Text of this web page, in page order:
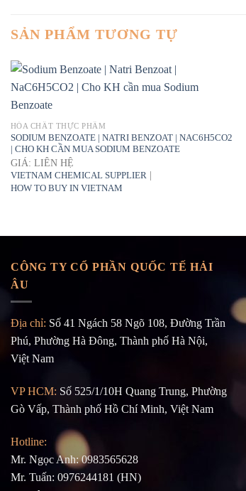
SẢN PHẨM TƯƠNG TỰ
HÓA CHẤT THỰC PHẨM
SODIUM BENZOATE | NATRI BENZOAT | NAC6H5CO2
| CHO KH CẦN MUA SODIUM BENZOATE
GIÁ: LIÊN HỆ
VIETNAM CHEMICAL SUPPLIER |
HOW TO BUY IN VIETNAM
CÔNG TY CỔ PHẦN QUỐC TẾ HẢI
ÂU
Địa chỉ: Số 41 Ngách 58 Ngõ 108, Đường Trần
Phú, Phường Hà Đông, Thành phố Hà Nội,
Việt Nam
VP HCM: Số 525/1/10H Quang Trung, Phường
Gò Vấp, Thành phố Hồ Chí Minh, Việt Nam
Hotline:
Mr. Ngọc Anh: 0983565628
Mr. Tuấn: 0976244181 (HN)